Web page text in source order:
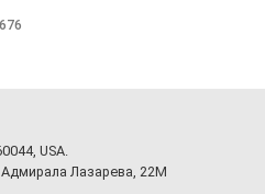
USA.
Адмирала Лазарева, 22М